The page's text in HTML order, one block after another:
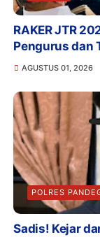
RAKER JTR
Pengurus dan
AGUSTUS 01, 2026
POLRES
Sadis! Kejar